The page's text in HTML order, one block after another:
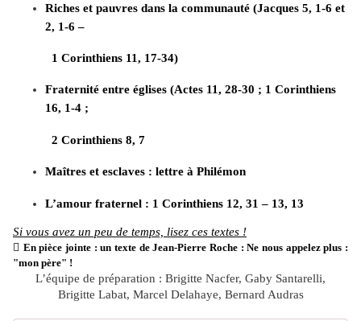
Riches et pauvres dans la communauté (Jacques 5, 1-6 et
2, 1-6 –
1 Corinthiens 11, 17-34)
Fraternité entre églises (Actes 11, 28-30 ; 1 Corinthiens
16, 1-4 ;
2 Corinthiens 8, 7
Maîtres et esclaves : lettre à Philémon
L’amour fraternel : 1 Corinthiens 12, 31 – 13, 13
Si vous avez un peu de temps, lisez ces textes !
 En pièce jointe : un texte de Jean-Pierre Roche : Ne nous appelez plus :
"mon père" !
L’équipe de préparation : Brigitte Nacfer, Gaby Santarelli,
Brigitte Labat, Marcel Delahaye, Bernard Audras